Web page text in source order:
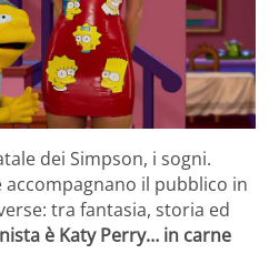
dei Simpson, i sogni.
accompagnano il pubblico in
tra fantasia, storia ed
è Katy Perry… in carne